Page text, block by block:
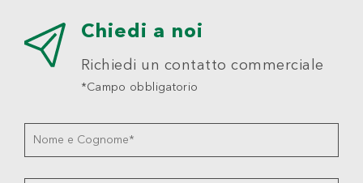
Chiedi a noi
Richiedi un contatto commerciale
*Campo obbligatorio